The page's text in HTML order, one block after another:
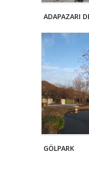
GÖLPARK